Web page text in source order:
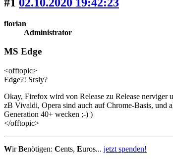
florian
Administrator
MS Edge
<offtopic>
Edge?! Srsly?
Okay, Firefox wird von Release zu Release nerviger
zB Vivaldi, Opera sind auch auf Chrome-Basis, und
Generation 40+ wecken ;-) )
</offtopic>
WirBenötigen: Cents, Euros... jetzt spenden!